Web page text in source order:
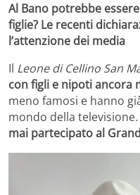
Al Bano potrebbe
figlie? Le recenti
l’attenzione dei media
Il Leone di Cellino San
con figli e nipoti ancora
meno famosi e hanno
mondo della
mai partecipato al